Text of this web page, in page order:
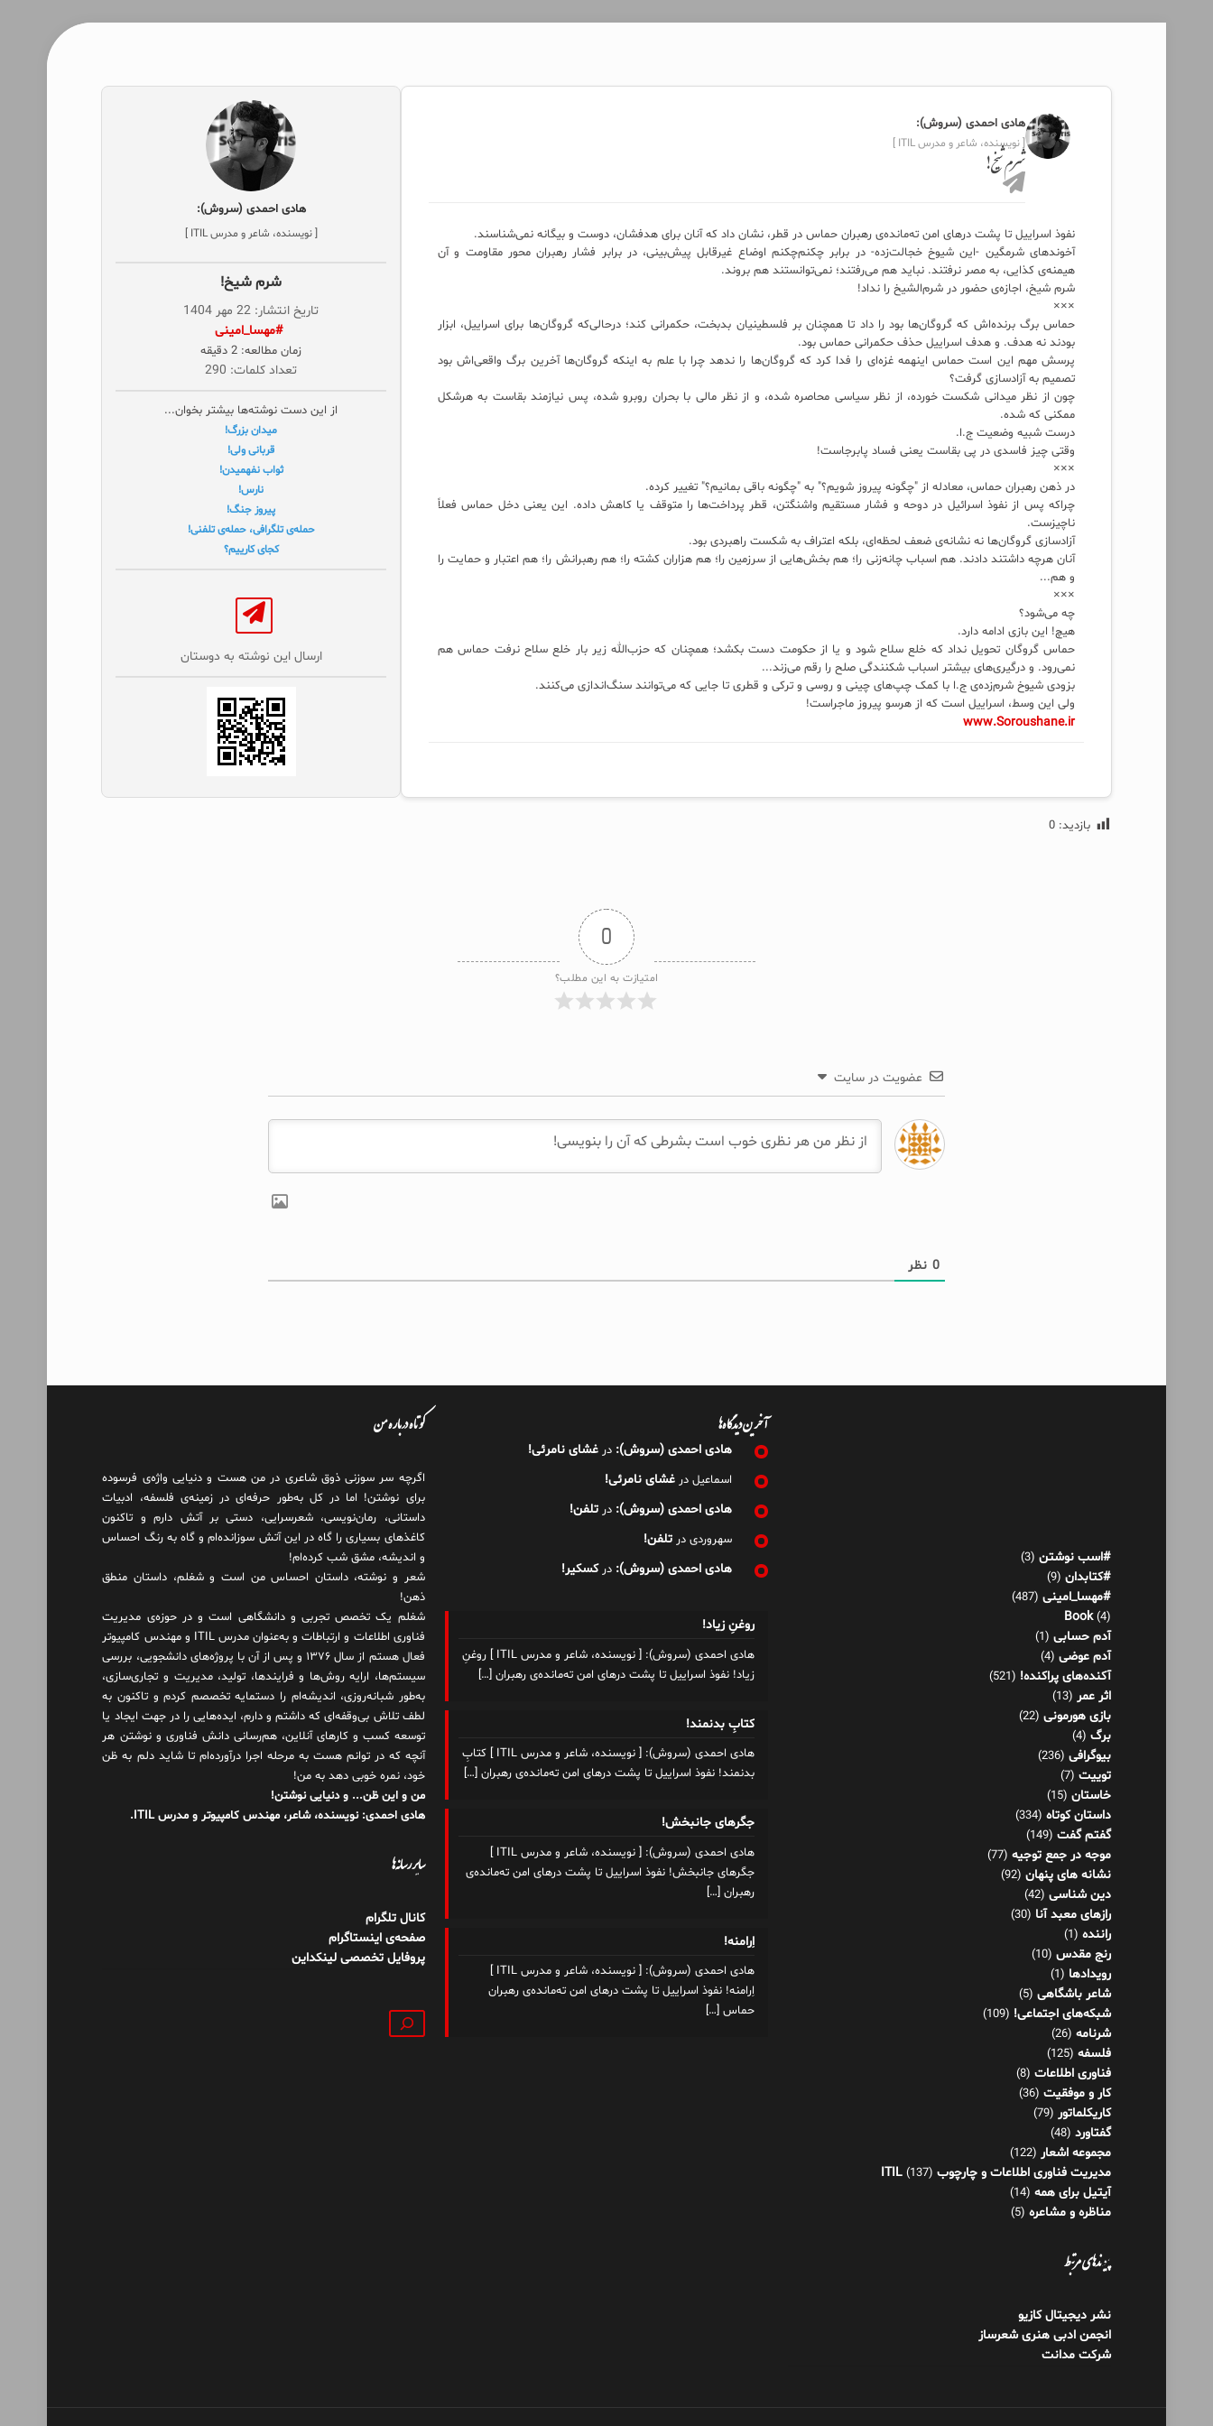
هادی احمدی (سروش):
[ نویسنده، شاعر و مدرس ITIL ]
شرم شیخ!
نفوذ اسراییل تا پشت درهای امن ته‌مانده‌ی رهبران حماس در قطر، نشان داد که آنان برای هدفشان، دوست و بیگانه نمی‌شناسند.
آخوندهای شرمگین -این شیوخ خجالت‌زده- در برابر چکنم‌چکنم اوضاع غیرقابل‌ پیش‌بینی، در برابر فشار رهبران محور مقاومت و آن
هیمنه‌ی کذایی، به مصر نرفتند. نباید هم می‌رفتند؛ نمی‌توانستند هم بروند.
شرم شیخ، اجازه‌ی حضور در شرم‌الشیخ را نداد!
×××
حماس برگ برنده‌اش که گروگان‌ها بود را داد تا همچنان بر فلسطینیان بدبخت، حکمرانی کند؛ درحالی‌که گروگان‌ها برای اسراییل، ابزار
بودند نه هدف. و هدف اسراییل حذف حکمرانی حماس بود.
پرسش مهم این است حماس اینهمه غزه‌ای را فدا کرد که گروگان‌ها را ندهد چرا با علم به اینکه گروگان‌ها آخرین برگ واقعی‌اش بود
تصمیم به آزادسازی گرفت؟
چون از نظر میدانی شکست خورده، از نظر سیاسی محاصره شده، و از نظر مالی با بحران روبرو شده، پس نیازمند بقاست به هرشکل
ممکنی که شده.
درست شبیه وضعیت ج.ا.
وقتی چیز فاسدی در پی بقاست یعنی فساد پابرجاست!
×××
در ذهن رهبران حماس، معادله از "چگونه پیروز شویم؟" به "چگونه باقی بمانیم؟" تغییر کرده.
چراکه پس از نفوذ اسرائیل در دوحه و فشار مستقیم واشنگتن، قطر پرداخت‌ها را متوقف یا کاهش داده. این یعنی دخل حماس فعلاً
ناچیزست.
آزادسازی گروگان‌ها نه نشانه‌ی ضعف لحظه‌ای، بلکه اعتراف به شکست راهبردی بود.
آنان هرچه داشتند دادند. هم اسباب چانه‌زنی را؛ هم بخش‌هایی از سرزمین را؛ هم هزاران کشته را؛ هم رهبرانش را؛ هم اعتبار و حمایت را
و هم...
×××
چه می‌شود؟
هیچ! این بازی ادامه دارد.
حماس گروگان تحویل نداد که خلع سلاح شود و یا از حکومت دست بکشد؛ همچنان که حزب‌الله زیر بار خلع سلاح نرفت حماس هم
نمی‌رود. و درگیری‌های بیشتر اسباب شکنندگی صلح را رقم می‌زند...
بزودی شیوخ شرم‌زده‌ی ج.ا با کمک چپ‌های چینی و روسی و ترکی و قطری تا جایی که می‌توانند سنگ‌اندازی می‌کنند.
ولی این وسط، اسراییل است که از هرسو پیروز ماجراست!
www.Soroushane.ir
هادی احمدی (سروش):
[ نویسنده، شاعر و مدرس ITIL ]
شرم شیخ!
تاریخ انتشار: 22 مهر 1404
‌ #مهسا_امینی
زمان مطالعه: 2 دقیقه
تعداد کلمات: 290
از این دست نوشته‌ها بیشتر بخوان...
میدان بزرگ!
قربانی ولی!
ثواب نفهمیدن!
نارس!
پیروز جنگ!
حمله‌ی تلگرافی، حمله‌ی تلفنی!
کجای کارییم؟
ارسال این نوشته به دوستان‌
بازدید: 0
0
امتیازت به این مطلب؟
عضویت در سایت
0نظر
#اسب نوشتن (3)
#کتابدان (9)
#مهسا_امینی (487)
Book(4)
آدم حسابی (1)
آدم عوضی (4)
آکنده‌های پراکنده! (521)
اثر عمر (13)
بازی هورمونی (22)
برگ (4)
بیوگرافی (236)
توییت (7)
خاستان (15)
داستان کوتاه (334)
گفتم گفت (149)
موجه در جمع توجیه (77)
نشانه های پنهان (92)
دین شناسی (42)
رازهای معبد آنا (30)
راننده (1)
رنج مقدس (10)
رویدادها (1)
شاعر باشگاهی (5)
شبکه‌های اجتماعی! (109)
شرنامه (26)
فلسفه (125)
فناوری اطلاعات (8)
کار و موفقیت (36)
کاریکلماتور (79)
گفتاورد (48)
مجموعه اشعار (122)
مدیریت فناوری اطلاعات و چارچوب ITIL (137)
آیتیل برای همه (14)
مناظره و مشاعره (5)
پیوندهای مرتبط
نشر دیجیتال کازیو
انجمن ادبی هنری شعرساز
شرکت مدانت
آخرین دیدگاه‌ها
هادی احمدی (سروش): درغشای نامرئی!
اسماعیل درغشای نامرئی!
هادی احمدی (سروش): درتلفن!
سهروردی درتلفن!
هادی احمدی (سروش): درکسکیر!
روغنِ زیاد!
هادی احمدی (سروش): [ نویسنده، شاعر و مدرس ITIL ] روغنِ
زیاد! نفوذ اسراییل تا پشت درهای امن ته‌مانده‌ی رهبران […]
کتابِ بدنمند!
هادی احمدی (سروش): [ نویسنده، شاعر و مدرس ITIL ] کتابِ
بدنمند! نفوذ اسراییل تا پشت درهای امن ته‌مانده‌ی رهبران […]
جگرهای جانبخش!
هادی احمدی (سروش): [ نویسنده، شاعر و مدرس ITIL ]
جگرهای جانبخش! نفوذ اسراییل تا پشت درهای امن ته‌مانده‌ی
رهبران […]
اِرامنه!
هادی احمدی (سروش): [ نویسنده، شاعر و مدرس ITIL ]
اِرامنه! نفوذ اسراییل تا پشت درهای امن ته‌مانده‌ی رهبران
حماس […]
کوتاه درباره من
اگرچه سر سوزنی ذوق شاعری در من هست و دنیایی واژه‌‌ی فرسوده
برای نوشتن! اما در کل به‌طور حرفه‌ای در زمینه‌ی فلسفه، ادبیات
داستانی، رمان‌نویسی، شعرسرایی، دستی بر آتش دارم و تاکنون
کاغذهای بسیاری را گاه در این آتش سوزانده‌ام و گاه به رنگ احساس
و اندیشه، مشق شب کرده‌ام!
شعر و نوشته، داستان احساس من است و شغلم، داستان منطق
ذهن!
شغلم یک تخصص تجربی و دانشگاهی است و در حوزه‌ی مدیریت
فناوری اطلاعات و ارتباطات و به‌عنوان مدرس ITIL و مهندس کامپیوتر
فعال هستم از سال ۱۳۷۶ و پس از آن با پروژه‌های دانشجویی، بررسی
سیستم‌ها، ارایه روش‌ها و فرایندها، تولید، مدیریت و تجاری‌سازی،
به‌طور شبانه‌روزی، اندیشه‌ام را دستمایه تخصصم کردم و تاکنون به
لطف تلاش بی‌وقفه‌ای که داشتم و دارم، اید‌ه‌هایی را در جهت ایجاد یا
توسعه کسب و کارهای آنلاین، هم‌رسانی دانش فناوری و نوشتن هر
آنچه که در توانم هست به مرحله اجرا درآورده‌ام تا شاید دلم به ظن
خود، نمره خوبی دهد به من!
من و این ظن... و دنیایی نوشتن!
هادی احمدی: نویسنده، شاعر، مهندس کامپیوتر و مدرس ITIL.
سایر رسانه‌ها
کانال تلگرام
صفحه‌ی اینستاگرام
پروفایل تخصصی لینکداین
جستجو